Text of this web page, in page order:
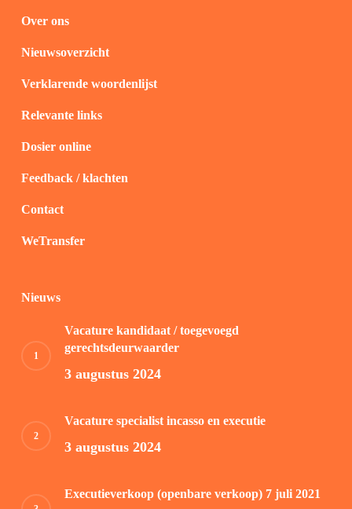
Over ons
Nieuwsoverzicht
Verklarende woordenlijst
Relevante links
Dosier online
Feedback / klachten
Contact
WeTransfer
Nieuws
Vacature kandidaat / toegevoegd
gerechtsdeurwaarder
3 augustus 2024
Vacature specialist incasso en executie
3 augustus 2024
Executieverkoop (openbare verkoop) 7 juli 2021